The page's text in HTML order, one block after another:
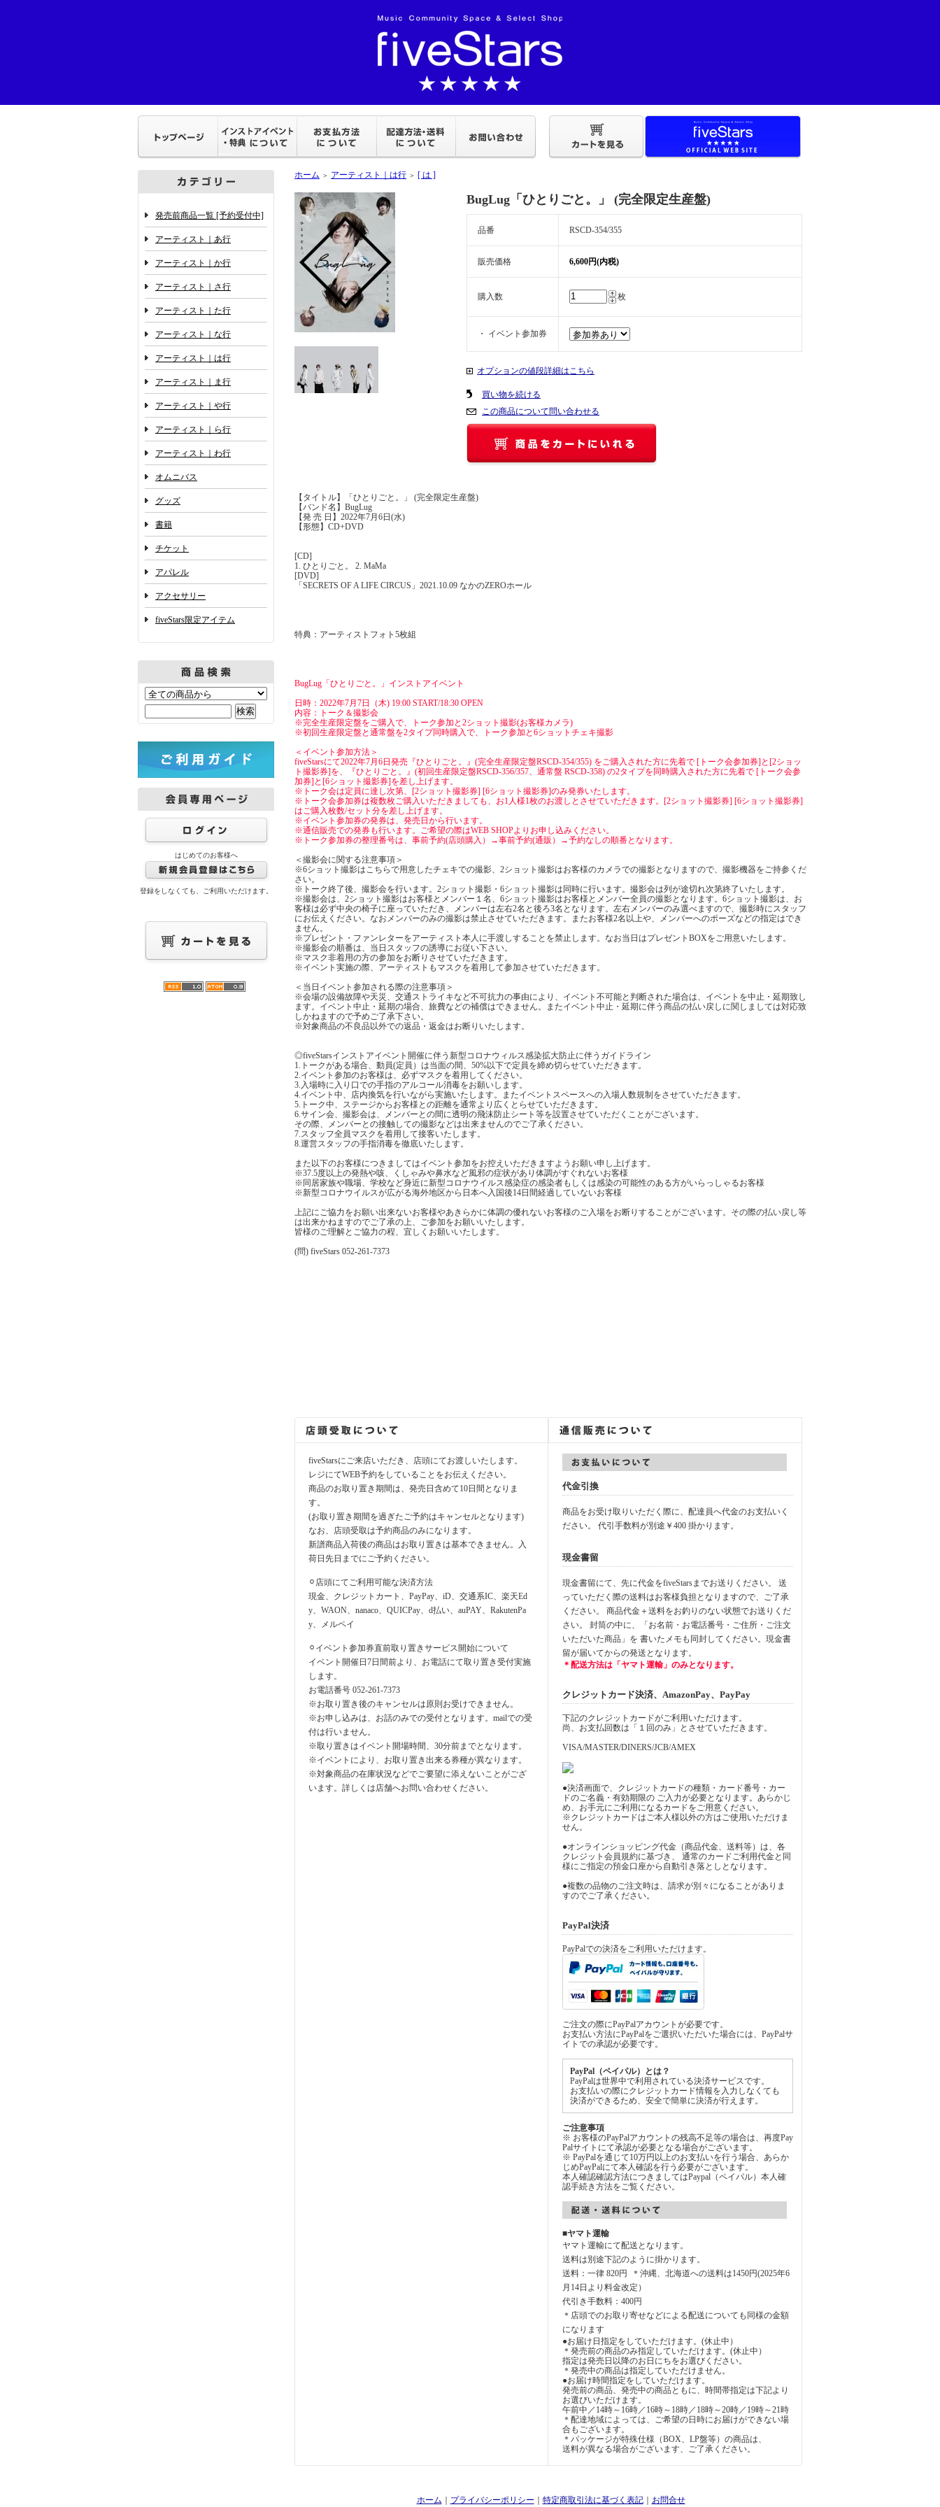
発売前商品一覧 [予約受付中]
アーティスト｜あ行
アーティスト｜か行
アーティスト｜さ行
アーティスト｜た行
アーティスト｜な行
アーティスト｜は行
アーティスト｜ま行
アーティスト｜や行
アーティスト｜ら行
アーティスト｜わ行
オムニバス
グッズ
書籍
チケット
アパレル
アクセサリー
fiveStars限定アイテム
はじめてのお客様へ
登録をしなくても、ご利用いただけます。
ホーム ＞ アーティスト｜は行 ＞ [ は ]
BugLug「ひとりごと。」 (完全限定生産盤)
品番 RSCD-354/355
販売価格 6,600円(内税)
購入数 枚
・ イベント参加券
オプションの値段詳細はこちら
買い物を続ける
この商品について問い合わせる
【タイトル】「ひとりごと。」 (完全限定生産盤)
【バンド名】BugLug
【発 売 日】2022年7月6日(水)
【形態】CD+DVD
[CD]
1. ひとりごと。 2. MaMa
[DVD]
「SECRETS OF A LIFE CIRCUS」2021.10.09 なかのZEROホール
特典：アーティストフォト5枚組
BugLug「ひとりごと。」インストアイベント
日時：2022年7月7日（木) 19:00 START/18:30 OPEN
内容：トーク＆撮影会
※完全生産限定盤をご購入で、トーク参加と2ショット撮影(お客様カメラ)
※初回生産限定盤と通常盤を2タイプ同時購入で、トーク参加と6ショットチェキ撮影
＜イベント参加方法＞
fiveStarsにて2022年7月6日発売『ひとりごと。』(完全生産限定盤RSCD-354/355) をご購入された方に先着で [トーク会参加券]と[2ショッ
ト撮影券]を、『ひとりごと。』(初回生産限定盤RSCD-356/357、通常盤 RSCD-358) の2タイプを同時購入された方に先着で [トーク会参
加券]と[6ショット撮影券]を差し上げます。
※トーク会は定員に達し次第、[2ショット撮影券] [6ショット撮影券]のみ発券いたします。
※トーク会参加券は複数枚ご購入いただきましても、お1人様1枚のお渡しとさせていただきます。[2ショット撮影券] [6ショット撮影券]
はご購入枚数/セット分を差し上げます。
※イベント参加券の発券は、発売日から行います。
※通信販売での発券も行います。ご希望の際はWEB SHOPよりお申し込みください。
※トーク参加券の整理番号は、事前予約(店頭購入）→事前予約(通販）→予約なしの順番となります。
＜撮影会に関する注意事項＞
※6ショット撮影はこちらで用意したチェキでの撮影、2ショット撮影はお客様のカメラでの撮影となりますので、撮影機器をご持参くだ
さい。
※トーク終了後、撮影会を行います。2ショット撮影・6ショット撮影は同時に行います。撮影会は列が途切れ次第終了いたします。
※撮影会は、2ショット撮影はお客様とメンバー１名、6ショット撮影はお客様とメンバー全員の撮影となります。6ショット撮影は、お
客様は必ず中央の椅子に座っていただき、メンバーは左右2名と後ろ3名となります。左右メンバーのみ選べますので、撮影時にスタッフ
にお伝えください。なおメンバーのみの撮影は禁止させていただきます。またお客様2名以上や、メンバーへのポーズなどの指定はでき
ません。
※プレゼント・ファンレターをアーティスト本人に手渡しすることを禁止します。なお当日はプレゼントBOXをご用意いたします。
※撮影会の順番は、当日スタッフの誘導にお従い下さい。
※マスク非着用の方の参加をお断りさせていただきます。
※イベント実施の際、アーティストもマスクを着用して参加させていただきます。
＜当日イベント参加される際の注意事項＞
※会場の設備故障や天災、交通ストライキなど不可抗力の事由により、イベント不可能と判断された場合は、イベントを中止・延期致し
ます。イベント中止・延期の場合、旅費などの補償はできません。またイベント中止・延期に伴う商品の払い戻しに関しましては対応致
しかねますので予めご了承下さい。
※対象商品の不良品以外での返品・返金はお断りいたします。
◎fiveStarsインストアイベント開催に伴う新型コロナウィルス感染拡大防止に伴うガイドライン
1.トークがある場合、動員(定員）は当面の間、50%以下で定員を締め切らせていただきます。
2.イベント参加のお客様は、必ずマスクを着用してください。
3.入場時に入り口での手指のアルコール消毒をお願いします。
4.イベント中、店内換気を行いながら実施いたします。またイベントスペースへの入場人数規制をさせていただきます。
5.トーク中、ステージからお客様との距離を通常より広くとらせていただきます。
6.サイン会、撮影会は、メンバーとの間に透明の飛沫防止シート等を設置させていただくことがございます。
その際、メンバーとの接触しての撮影などは出来ませんのでご了承ください。
7.スタッフ全員マスクを着用して接客いたします。
8.運営スタッフの手指消毒を徹底いたします。
また以下のお客様につきましてはイベント参加をお控えいただきますようお願い申し上げます。
※37.5度以上の発熱や咳、くしゃみや鼻水など風邪の症状があり体調がすぐれないお客様
※同居家族や職場、学校など身近に新型コロナウイルス感染症の感染者もしくは感染の可能性のある方がいらっしゃるお客様
※新型コロナウイルスが広がる海外地区から日本へ入国後14日間経過していないお客様
上記にご協力をお願い出来ないお客様やあきらかに体調の優れないお客様のご入場をお断りすることがございます。その際の払い戻し等
は出来かねますのでご了承の上、ご参加をお願いいたします。
皆様のご理解とご協力の程、宜しくお願いいたします。
(問) fiveStars 052-261-7373
fiveStarsにご来店いただき、店頭にてお渡しいたします。
レジにてWEB予約をしていることをお伝えください。
商品のお取り置き期間は、発売日含めて10日間となりま
す。
(お取り置き期間を過ぎたご予約はキャンセルとなります)
なお、店頭受取は予約商品のみになります。
新譜商品入荷後の商品はお取り置きは基本できません。入
荷日先日までにご予約ください。
⚪︎店頭にてご利用可能な決済方法
現金、クレジットカート、PayPay、iD、交通系IC、楽天Ed
y、WAON、nanaco、QUICPay、d払い、auPAY、RakutenPa
y、メルペイ
⚪︎イベント参加券直前取り置きサービス開始について
イベント開催日7日間前より、お電話にて取り置き受付実施
します。
お電話番号 052-261-7373
※お取り置き後のキャンセルは原則お受けできません。
※お申し込みは、お話のみでの受付となります。mailでの受
付は行いません。
※取り置きはイベント開場時間、30分前までとなります。
※イベントにより、お取り置き出来る券種が異なります。
※対象商品の在庫状況などでご要望に添えないことがござ
います。詳しくは店舗へお問い合わせください。
代金引換
商品をお受け取りいただく際に、配達員へ代金のお支払いく
ださい。 代引手数料が別途￥400 掛かります。
現金書留
現金書留にて、先に代金をfiveStarsまでお送りください。 送
っていただく際の送料はお客様負担となりますので、ご了承
ください。 商品代金＋送料をお釣りのない状態でお送りくだ
さい。 封筒の中に、「お名前・お電話番号・ご住所・ご注文
いただいた商品」を 書いたメモも同封してください。現金書
留が届いてからの発送となります。
＊配送方法は「ヤマト運輸」のみとなります。
クレジットカード決済、AmazonPay、PayPay
下記のクレジットカードがご利用いただけます。
尚、お支払回数は「１回のみ」とさせていただきます。
VISA/MASTER/DINERS/JCB/AMEX
●決済画面で、クレジットカードの種類・カード番号・カー
ドのご名義・有効期限の ご入力が必要となります。あらかじ
め、お手元にご利用になるカードをご用意ください。
※クレジットカードはご本人様以外の方はご使用いただけま
せん。
●オンラインショッピング代金（商品代金、送料等）は、各
クレジット会員規約に基づき、 通常のカードご利用代金と同
様にご指定の預金口座から自動引き落としとなります。
●複数の品物のご注文時は、請求が別々になることがありま
すのでご了承ください。
PayPal決済
PayPalでの決済をご利用いただけます。
ご注文の際にPayPalアカウントが必要です。
お支払い方法にPayPalをご選択いただいた場合には、PayPalサ
イトでの承認が必要です。
PayPal（ペイパル）とは？
PayPalは世界中で利用されている決済サービスです。
お支払いの際にクレジットカード情報を入力しなくても
決済ができるため、安全で簡単に決済が行えます。
ご注意事項
※ お客様のPayPalアカウントの残高不足等の場合は、再度Pay
Palサイトにて承認が必要となる場合がございます。
※ PayPalを通じて10万円以上のお支払いを行う場合、あらか
じめPayPalにて本人確認を行う必要がございます。
本人確認確認方法につきましてはPaypal（ペイパル）本人確
認手続き方法をご覧ください。
■ヤマト運輸
ヤマト運輸にて配送となります。
送料は別途下記のように掛かります。
送料：一律 820円 ＊沖縄、北海道への送料は1450円(2025年6
月14日より料金改定）
代引き手数料：400円
＊店頭でのお取り寄せなどによる配送についても同様の金額
になります
●お届け日指定をしていただけます。(休止中）
＊発売前の商品のみ指定していただけます。(休止中）
指定は発売日以降のお日にちをお選びください。
＊発売中の商品は指定していただけません。
●お届け時間指定をしていただけます。
発売前の商品、発売中の商品ともに、時間帯指定は下記より
お選びいただけます。
午前中／14時～16時／16時～18時／18時～20時／19時～21時
＊配達地域によっては、ご希望の日時にお届けができない場
合もございます。
＊パッケージが特殊仕様（BOX、LP盤等）の商品は、
送料が異なる場合がございます、ご了承ください。
ホーム プライバシーポリシー 特定商取引法に基づく表記｜ お問合せ